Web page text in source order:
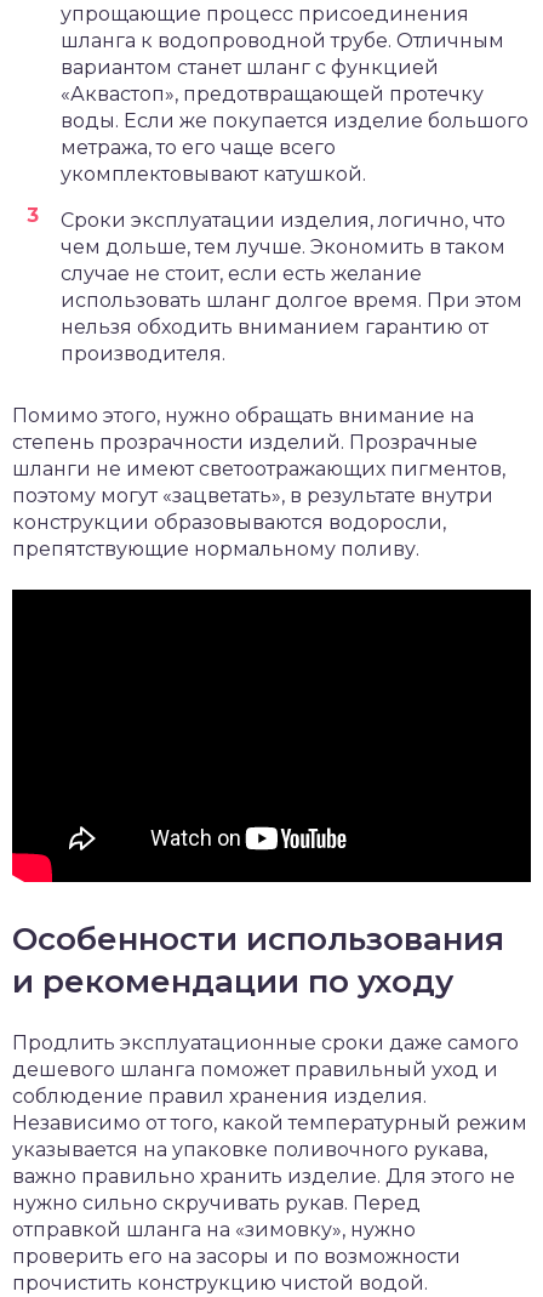
упрощающие процесс присоединения
шланга к водопроводной трубе. Отличным
вариантом станет шланг с функцией
«Аквастоп», предотвращающей протечку
воды. Если же покупается изделие большого
метража, то его чаще всего
укомплектовывают катушкой.
Сроки эксплуатации изделия, логично, что
чем дольше, тем лучше. Экономить в таком
случае не стоит, если есть желание
использовать шланг долгое время. При этом
нельзя обходить вниманием гарантию от
производителя.
Помимо этого, нужно обращать внимание на
степень прозрачности изделий. Прозрачные
шланги не имеют светоотражающих пигментов,
поэтому могут «зацветать», в результате внутри
конструкции образовываются водоросли,
препятствующие нормальному поливу.
Особенности использования
и рекомендации по уходу
Продлить эксплуатационные сроки даже самого
дешевого шланга поможет правильный уход и
соблюдение правил хранения изделия.
Независимо от того, какой температурный режим
указывается на упаковке поливочного рукава,
важно правильно хранить изделие. Для этого не
нужно сильно скручивать рукав. Перед
отправкой шланга на «зимовку», нужно
проверить его на засоры и по возможности
прочистить конструкцию чистой водой.